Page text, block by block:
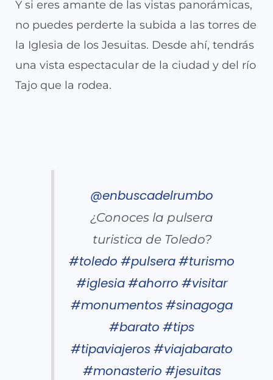
Y si eres amante de las vistas panorámicas,
no puedes perderte la subida a las torres de
la Iglesia de los Jesuitas. Desde ahí, tendrás
una vista espectacular de la ciudad y del río
Tajo que la rodea.
@enbuscadelrumbo
¿Conoces la pulsera
turistica de Toledo?
#toledo #pulsera#turismo
#iglesia#ahorro #visitar
#monumentos#sinagoga
#barato #tips
#tipaviajeros#viajabarato
#monasterio #jesuitas